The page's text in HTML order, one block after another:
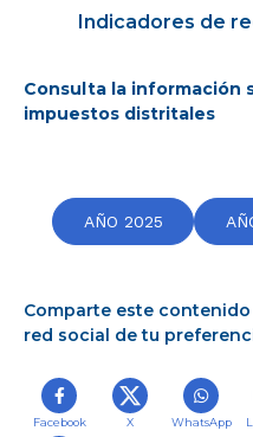
r
i
n
i
o
Indicadores de
Consulta la información
impuestos distritales
AÑO 2025
Comparte este contenido
red social de tu
Facebook X WhatsApp